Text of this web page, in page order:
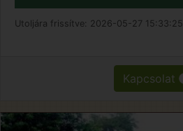
Utoljára frissítve: 2026-05-27 15:33:25
Kapcsolat